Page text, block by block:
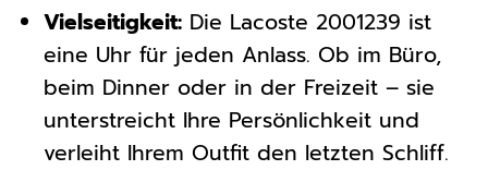
Vielseitigkeit:Die Lacoste 2001239 ist
eine Uhr für jeden Anlass. Ob im Büro,
beim Dinner oder in der Freizeit – sie
unterstreicht Ihre Persönlichkeit und
verleiht Ihrem Outfit den letzten Schliff.